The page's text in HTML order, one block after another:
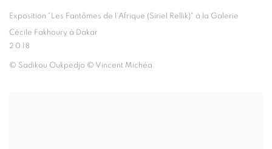
Exposition "Les Fantômes de l’Afrique (Siriel Rellik)" à la Galerie
Cécile Fakhoury à Dakar
2018
© Sadikou Oukpedjo © Vincent Michéa